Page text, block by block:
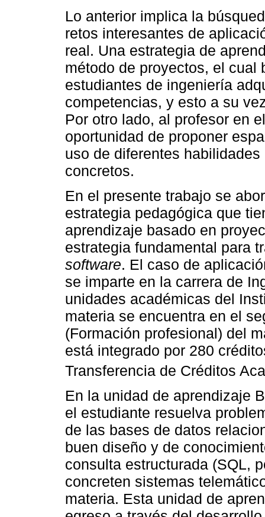
Lo anterior implica la
retos interesantes de
real. Una estrategia de
método de proyectos, el cual
estudiantes de ingeniería
competencias, y esto a su
Por otro lado, al profesor en
oportunidad de proponer
uso de diferentes
concretos.
En el presente trabajo se
estrategia pedagógica que
aprendizaje basado en
estrategia fundamental para
software. El caso de
se imparte en la carrera de
unidades académicas del
materia se encuentra en el
(Formación profesional) del
está integrado por 280
Transferencia de Créditos
En la unidad de aprendizaje
el estudiante resuelva
de las bases de datos
buen diseño y de
consulta estructurada (SQL,
concreten sistemas
materia. Esta unidad de